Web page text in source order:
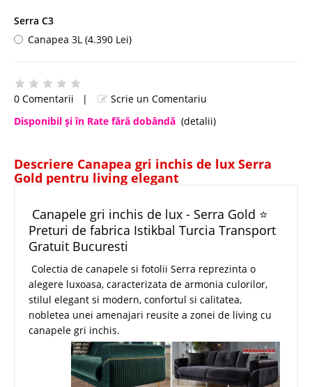
Serra C3
Canapea 3L (4.390 Lei)
0 Comentarii |
Scrie un Comentariu
Disponibil şi în Rate fără dobândă (detalii)
Descriere Canapea gri inchis de lux Serra
Gold pentru living elegant
Canapele gri inchis de lux - Serra Gold ⭐
Preturi de fabrica Istikbal Turcia Transport
Gratuit Bucuresti
Colectia de canapele si fotolii Serra reprezinta o
alegere luxoasa, caracterizata de armonia culorilor,
stilul elegant si modern, confortul si calitatea,
nobletea unei amenajari reusite a zonei de living cu
canapele gri inchis.